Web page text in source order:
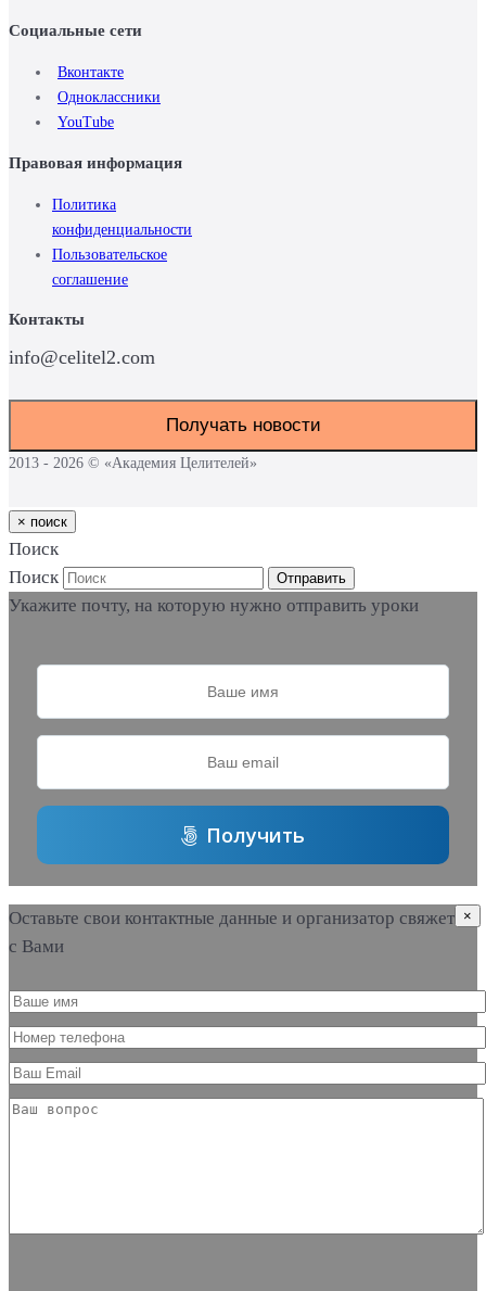
Социальные сети
Вконтакте
Одноклассники
YouTube
Правовая информация
Политика
конфиденциальности
Пользовательское
cоглашение
Контакты
info@celitel2.com
Получать новости
2013 - 2026 © «Академия Целителей»
× поиск
Поиск
Поиск
Отправить
Укажите почту, на которую нужно отправить уроки
Получить
×
Оставьте свои контактные данные и организатор свяжется
с Вами